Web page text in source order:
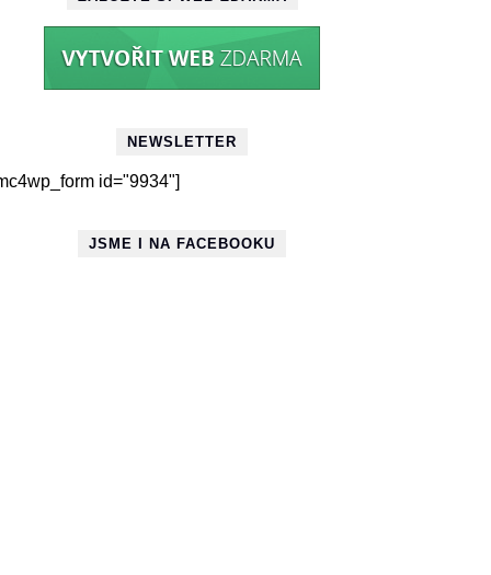
NEWSLETTER
id="9934"]
JSME I NA FACEBOOKU